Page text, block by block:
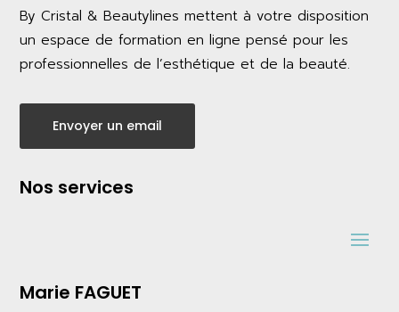
By Cristal & Beautylines mettent à votre disposition
un espace de formation en ligne pensé pour les
professionnelles de l’esthétique et de la beauté.
Envoyer un email
Nos services
Marie FAGUET